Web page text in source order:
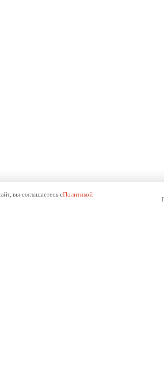
вы соглашаетесь сПолитикой